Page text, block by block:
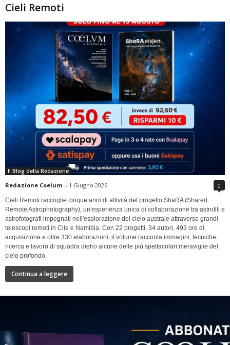
Cieli Remoti
Il Blog della Redazione
Redazione Coelum - 1 Giugno 2026 0
Cieli Remoti raccoglie cinque anni di attività del progetto ShaRA (Shared
Remote Astrophotography), un'esperienza unica di collaborazione tra astrofili e
astrofotografi impegnati nell'esplorazione del cielo australe attraverso grandi
telescopi remoti in Cile e Namibia. Con 22 progetti, 34 autori, 493 ore di
acquisizione e oltre 330 elaborazioni, il volume racconta immagini, tecniche,
ricerca e lavoro di squadra dietro alcune delle più spettacolari meraviglie del
cielo profondo.
Continua a leggere